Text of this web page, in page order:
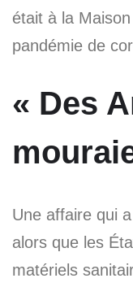
était à la
pandémie de
« Des
Une affaire qui
alors que les
matériels